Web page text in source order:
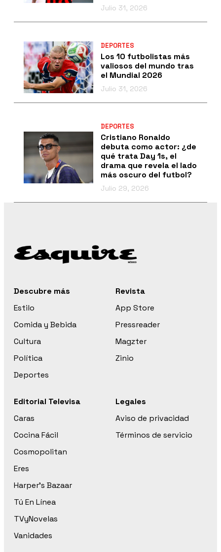
Julio 31, 2026
DEPORTES
Los 10 futbolistas más
valiosos del mundo tras
el Mundial 2026
Julio 31, 2026
DEPORTES
Cristiano Ronaldo
debuta como actor: ¿de
qué trata Day 1s, el
drama que revela el lado
más oscuro del futbol?
Julio 29, 2026
Descubre más
Estilo
Comida y Bebida
Cultura
Política
Deportes
Revista
App Store
Pressreader
Magzter
Zinio
Editorial Televisa
Caras
Cocina Fácil
Cosmopolitan
Eres
Harper’s Bazaar
Tú En Línea
TVyNovelas
Vanidades
Legales
Aviso de privacidad
Términos de servicio